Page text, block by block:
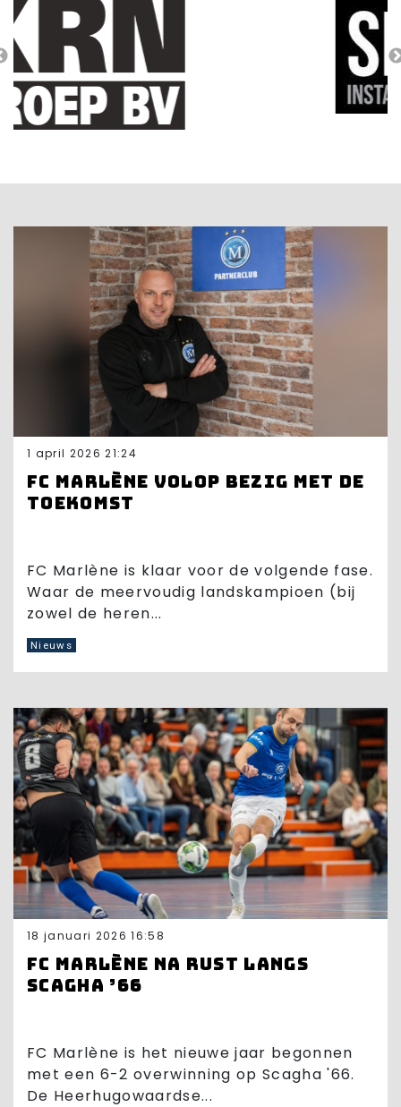
1 april 2026 21:24
FC Marlène volop bezig met de
toekomst
FC Marlène is klaar voor de volgende fase.
Waar de meervoudig landskampioen (bij
zowel de heren...
Nieuws
18 januari 2026 16:58
FC Marlène na rust langs
Scagha ’66
FC Marlène is het nieuwe jaar begonnen
met een 6-2 overwinning op Scagha '66.
De Heerhugowaardse...